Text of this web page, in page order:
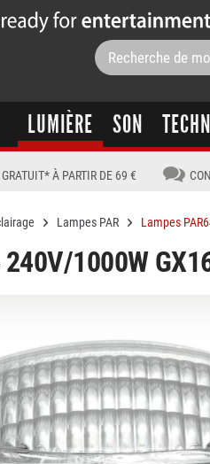
LUMIÈRE SON
* À PARTIR DE 69 €
Lampes PAR Lampes
1000W